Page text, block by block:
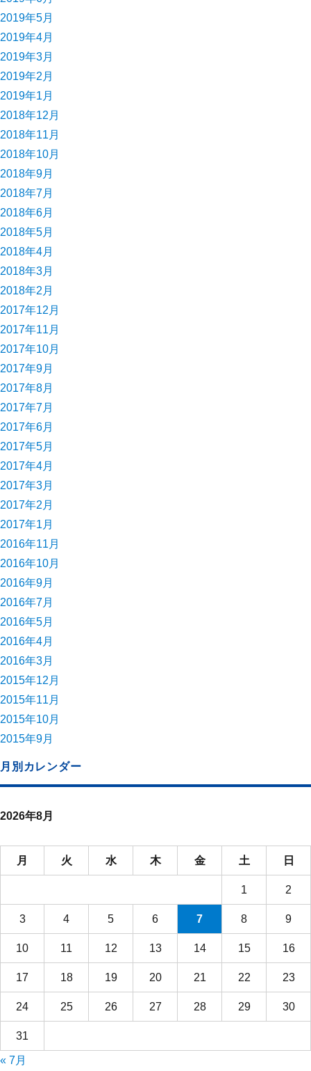
2019年5月
2019年4月
2019年3月
2019年2月
2019年1月
2018年12月
2018年11月
2018年10月
2018年9月
2018年7月
2018年6月
2018年5月
2018年4月
2018年3月
2018年2月
2017年12月
2017年11月
2017年10月
2017年9月
2017年8月
2017年7月
2017年6月
2017年5月
2017年4月
2017年3月
2017年2月
2017年1月
2016年11月
2016年10月
2016年9月
2016年7月
2016年5月
2016年4月
2016年3月
2015年12月
2015年11月
2015年10月
2015年9月
月別カレンダー
2026年8月
月 火 水 木 金 土 日
1 2
3 4 5 6 7 8 9
10 11 12 13 14 15 16
17 18 19 20 21 22 23
24 25 26 27 28 29 30
31
« 7月